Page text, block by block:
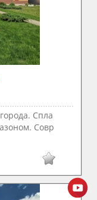
Спла
Совр